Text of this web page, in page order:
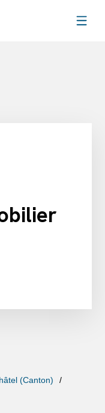
(Canton)